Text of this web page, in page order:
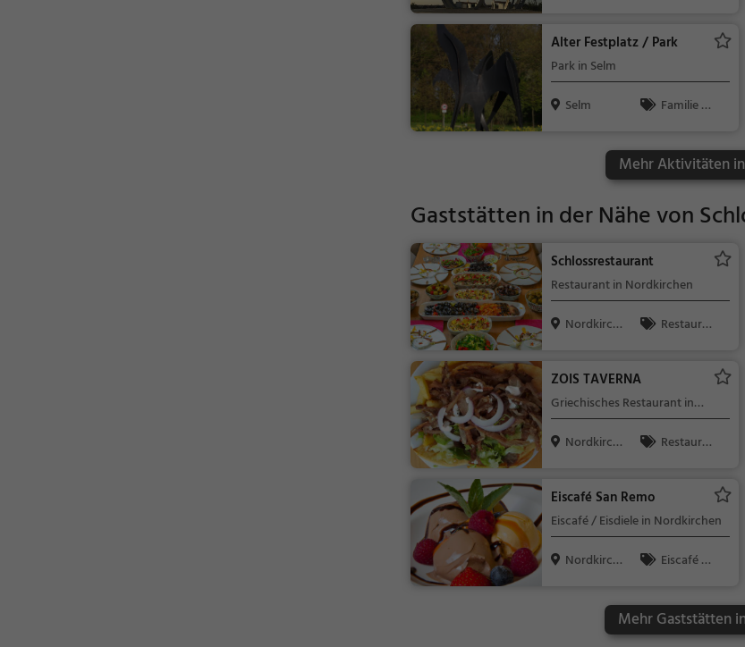
Alter Festplatz / Park
Park in Selm
Selm
Familie &
Mehr Aktivitäten
Gaststätten in der Nähe von
Schlossrestaurant
Restaurant in Nordkirchen
Nordkirch
Restaura
en
ZOIS TAVERNA
Griechisches Restaurant in
Nordkirchen
Nordkirch
Restaura
tagessen, Ab
endessen
Eiscafé San Remo
Eiscafé / Eisdiele in Nordkirchen
Nordkirch
Eiscafé /
ele
Mehr Gaststätten